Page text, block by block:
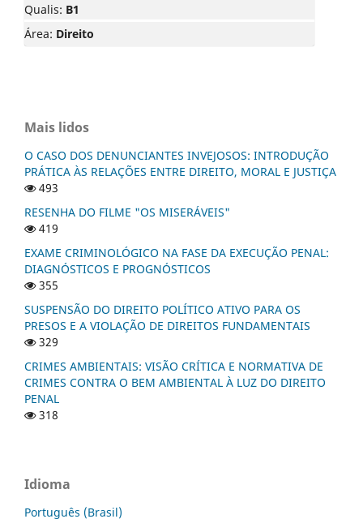
Qualis: B1
Área: Direito
Mais lidos
O CASO DOS DENUNCIANTES INVEJOSOS: INTRODUÇÃO
PRÁTICA ÀS RELAÇÕES ENTRE DIREITO, MORAL E JUSTIÇA
493
RESENHA DO FILME "OS MISERÁVEIS"
419
EXAME CRIMINOLÓGICO NA FASE DA EXECUÇÃO PENAL:
DIAGNÓSTICOS E PROGNÓSTICOS
355
SUSPENSÃO DO DIREITO POLÍTICO ATIVO PARA OS
PRESOS E A VIOLAÇÃO DE DIREITOS FUNDAMENTAIS
329
CRIMES AMBIENTAIS: VISÃO CRÍTICA E NORMATIVA DE
CRIMES CONTRA O BEM AMBIENTAL À LUZ DO DIREITO
PENAL
318
Idioma
Português (Brasil)